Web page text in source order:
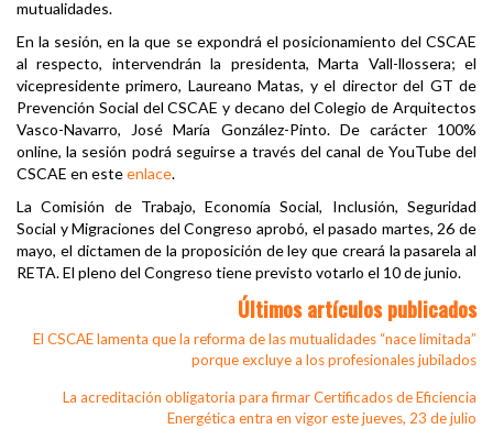
mutualidades.
En la sesión, en la que se expondrá el posicionamiento del CSCAE
al respecto, intervendrán la presidenta, Marta Vall-llossera; el
vicepresidente primero, Laureano Matas, y el director del GT de
Prevención Social del CSCAE y decano del Colegio de Arquitectos
Vasco-Navarro, José María González-Pinto. De carácter 100%
online, la sesión podrá seguirse a través del canal de YouTube del
CSCAE en esteenlace.
La Comisión de Trabajo, Economía Social, Inclusión, Seguridad
Social y Migraciones del Congreso aprobó, el pasado martes, 26 de
mayo, el dictamen de la proposición de ley que creará la pasarela al
RETA. El pleno del Congreso tiene previsto votarlo el 10 de junio.
Últimos artículos publicados
El CSCAE lamenta que la reforma de las mutualidades “nace limitada”
porque excluye a los profesionales jubilados
La acreditación obligatoria para firmar Certificados de Eficiencia
Energética entra en vigor este jueves, 23 de julio